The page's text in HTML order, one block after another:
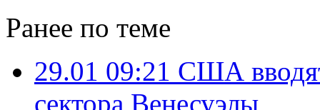
Ранее по теме
29.01 09:21 США
сектора Венесуэлы